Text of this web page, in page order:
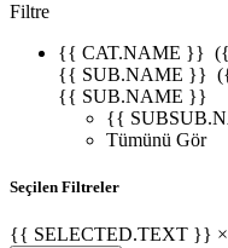
Filtre
{{ CAT.NAME }}
{{ SUB.NAME }}
{{ SUB.NAME }}
{{
Tümünü Gör
Seçilen Filtreler
{{ SELECTED.TEXT }} ×